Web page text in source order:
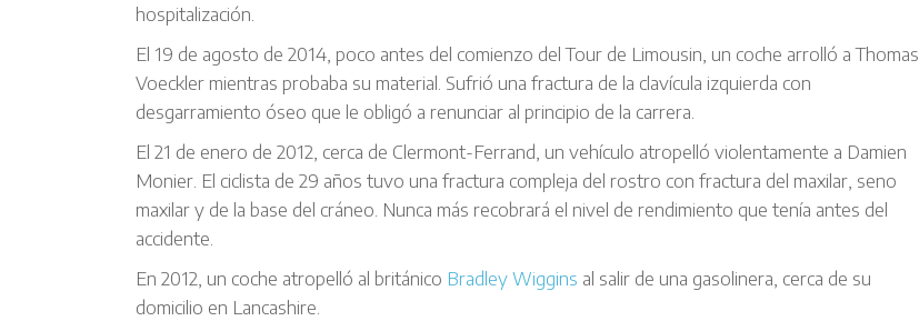
hospitalización.
El 19 de agosto de 2014, poco antes del comienzo del Tour de Limousin, un coche arrolló a Thomas
Voeckler mientras probaba su material. Sufrió una fractura de la clavícula izquierda con
desgarramiento óseo que le obligó a renunciar al principio de la carrera.
El 21 de enero de 2012, cerca de Clermont-Ferrand, un vehículo atropelló violentamente a Damien
Monier. El ciclista de 29 años tuvo una fractura compleja del rostro con fractura del maxilar, seno
maxilar y de la base del cráneo. Nunca más recobrará el nivel de rendimiento que tenía antes del
accidente.
En 2012, un coche atropelló al británico Bradley Wiggins al salir de una gasolinera, cerca de su
domicilio en Lancashire.